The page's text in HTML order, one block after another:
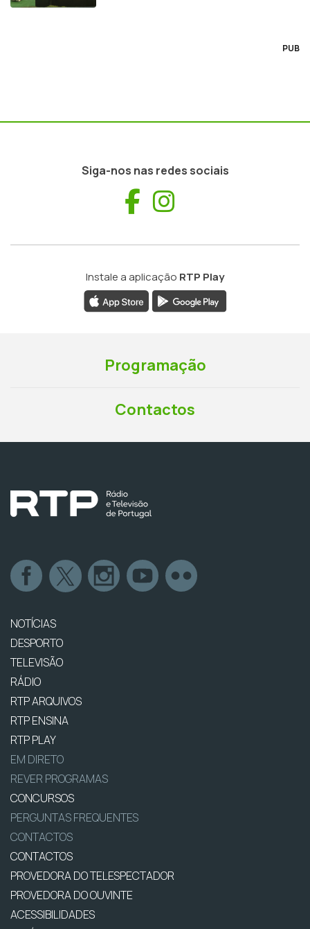
PUB
Siga-nos nas redes sociais
Facebook
Instale a aplicação RTP Play
Programação
Contactos
NOTÍCIAS
DESPORTO
TELEVISÃO
RÁDIO
RTP ARQUIVOS
RTP ENSINA
RTP PLAY
EM DIRETO
REVER PROGRAMAS
CONCURSOS
PERGUNTAS FREQUENTES
CONTACTOS
CONTACTOS
PROVEDORA DO TELESPECTADOR
PROVEDORA DO OUVINTE
ACESSIBILIDADES